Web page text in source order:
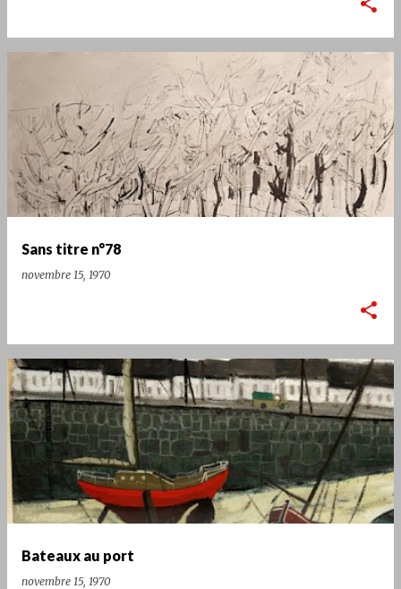
Sans titre n°78
novembre 15, 1970
Bateaux au port
novembre 15, 1970